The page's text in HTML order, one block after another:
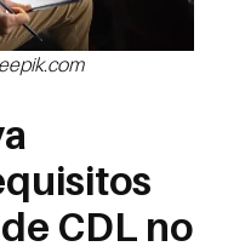
CDL no